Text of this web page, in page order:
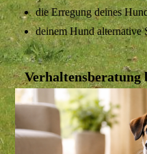
die Erregung deines
deinem Hund alternative
Verhaltensberatung